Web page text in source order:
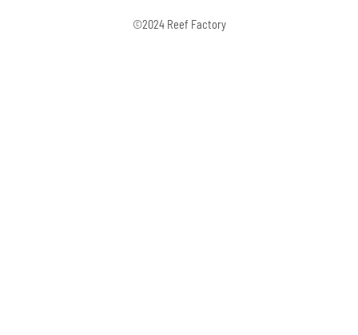
©2024 Reef Factory